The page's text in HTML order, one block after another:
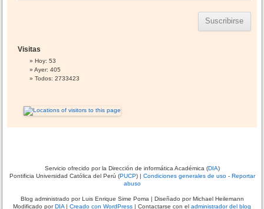
Visitas
Hoy: 53
Ayer: 405
Todos: 2733423
Servicio ofrecido por la Dirección de informática Académica (DIA)
Pontificia Universidad Católica del Perú (PUCP) | Condiciones generales de uso- Reportar
abuso
Blog administrado porLuis Enrique Sime Poma | Diseñado por Michael Heilemann
Modificado porDIA | Creado con WordPress | Contactarse con el administrador del blog